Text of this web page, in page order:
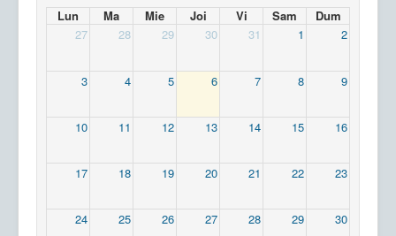
Lun Ma Mie Joi Vi Sam
Dum
27
28 29 30 31 1 2
3 4 5 6 7 8 9
10 11 12 13 14 15 16
17 18 19 20 21 22 23
24 25 26 27 28 29 30